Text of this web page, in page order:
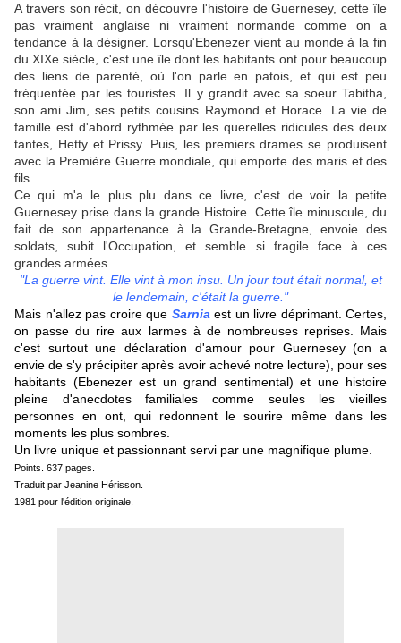
A travers son récit, on découvre l'histoire de Guernesey, cette île
pas vraiment anglaise ni vraiment normande comme on a
tendance à la désigner. Lorsqu'Ebenezer vient au monde à la fin
du XIXe siècle, c'est une île dont les habitants ont pour beaucoup
des liens de parenté, où l'on parle en patois, et qui est peu
fréquentée par les touristes. Il y grandit avec sa soeur Tabitha,
son ami Jim, ses petits cousins Raymond et Horace. La vie de
famille est d'abord rythmée par les querelles ridicules des deux
tantes, Hetty et Prissy. Puis, les premiers drames se produisent
avec la Première Guerre mondiale, qui emporte des maris et des
fils.
Ce qui m'a le plus plu dans ce livre, c'est de voir la petite
Guernesey prise dans la grande Histoire. Cette île minuscule, du
fait de son appartenance à la Grande-Bretagne, envoie des
soldats, subit l'Occupation, et semble si fragile face à ces
grandes armées.
"La guerre vint. Elle vint à mon insu. Un jour tout était normal, et
le lendemain, c'était la guerre."
Mais n'allez pas croire que Sarnia est un livre déprimant. Certes,
on passe du rire aux larmes à de nombreuses reprises. Mais
c'est surtout une déclaration d'amour pour Guernesey (on a
envie de s'y précipiter après avoir achevé notre lecture), pour ses
habitants (Ebenezer est un grand sentimental) et une histoire
pleine d'anecdotes familiales comme seules les vieilles
personnes en ont, qui redonnent le sourire même dans les
moments les plus sombres.
Un livre unique et passionnant servi par une magnifique plume.
Points. 637 pages.
Traduit par Jeanine Hérisson.
1981 pour l'édition originale.